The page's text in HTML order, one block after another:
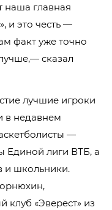
наша главная
и это честь —
факт уже точно
сказал
лучшие игроки
в недавнем
—
Единой лиги ВТБ, а
и школьники.
клуб «Эверест» из